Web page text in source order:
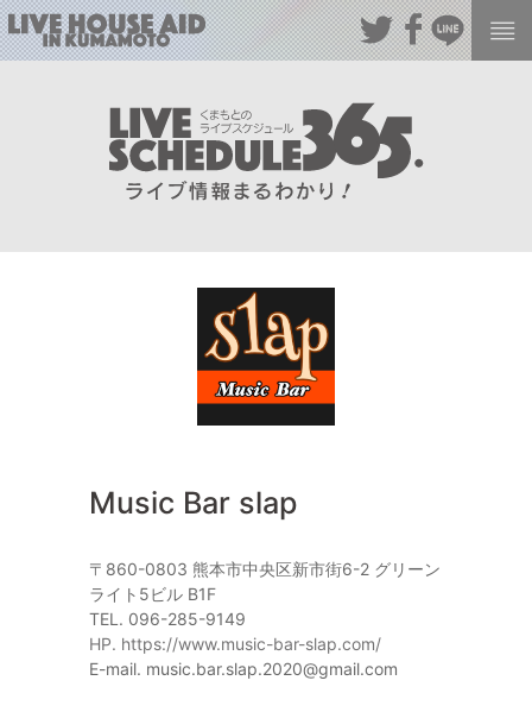
Music Bar slap
〒860-0803 熊本市中央区新市街6-2 グリーン
ライト5ビル B1F
TEL. 096-285-9149
HP. https://www.music-bar-slap.com/
E-mail. music.bar.slap.2020@gmail.com